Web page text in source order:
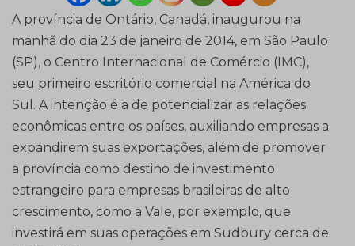
A província de Ontário, Canadá, inaugurou na
manhã do dia 23 de janeiro de 2014, em São Paulo
(SP), o Centro Internacional de Comércio (IMC),
seu primeiro escritório comercial na América do
Sul. A intenção é a de potencializar as relações
econômicas entre os países, auxiliando empresas a
expandirem suas exportações, além de promover
a província como destino de investimento
estrangeiro para empresas brasileiras de alto
crescimento, como a Vale, por exemplo, que
investirá em suas operações em Sudbury cerca de